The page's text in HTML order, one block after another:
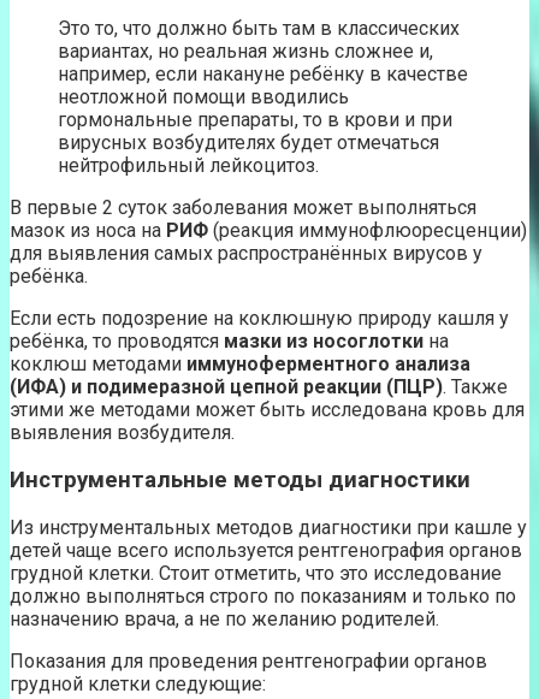
Это то, что должно быть там в классических
вариантах, но реальная жизнь сложнее и,
например, если накануне ребёнку в качестве
неотложной помощи вводились
гормональные препараты, то в крови и при
вирусных возбудителях будет отмечаться
нейтрофильный лейкоцитоз.
В первые 2 суток заболевания может выполняться
мазок из носа на РИФ (реакция иммунофлюоресценции)
для выявления самых распространённых вирусов у
ребёнка.
Если есть подозрение на коклюшную природу кашля у
ребёнка, то проводятся мазки из носоглотки на
коклюш методами иммуноферментного анализа
(ИФА) и подимеразной цепной реакции (ПЦР). Также
этими же методами может быть исследована кровь для
выявления возбудителя.
Инструментальные методы диагностики
Из инструментальных методов диагностики при кашле у
детей чаще всего используется рентгенография органов
грудной клетки. Стоит отметить, что это исследование
должно выполняться строго по показаниям и только по
назначению врача, а не по желанию родителей.
Показания для проведения рентгенографии органов
грудной клетки следующие: